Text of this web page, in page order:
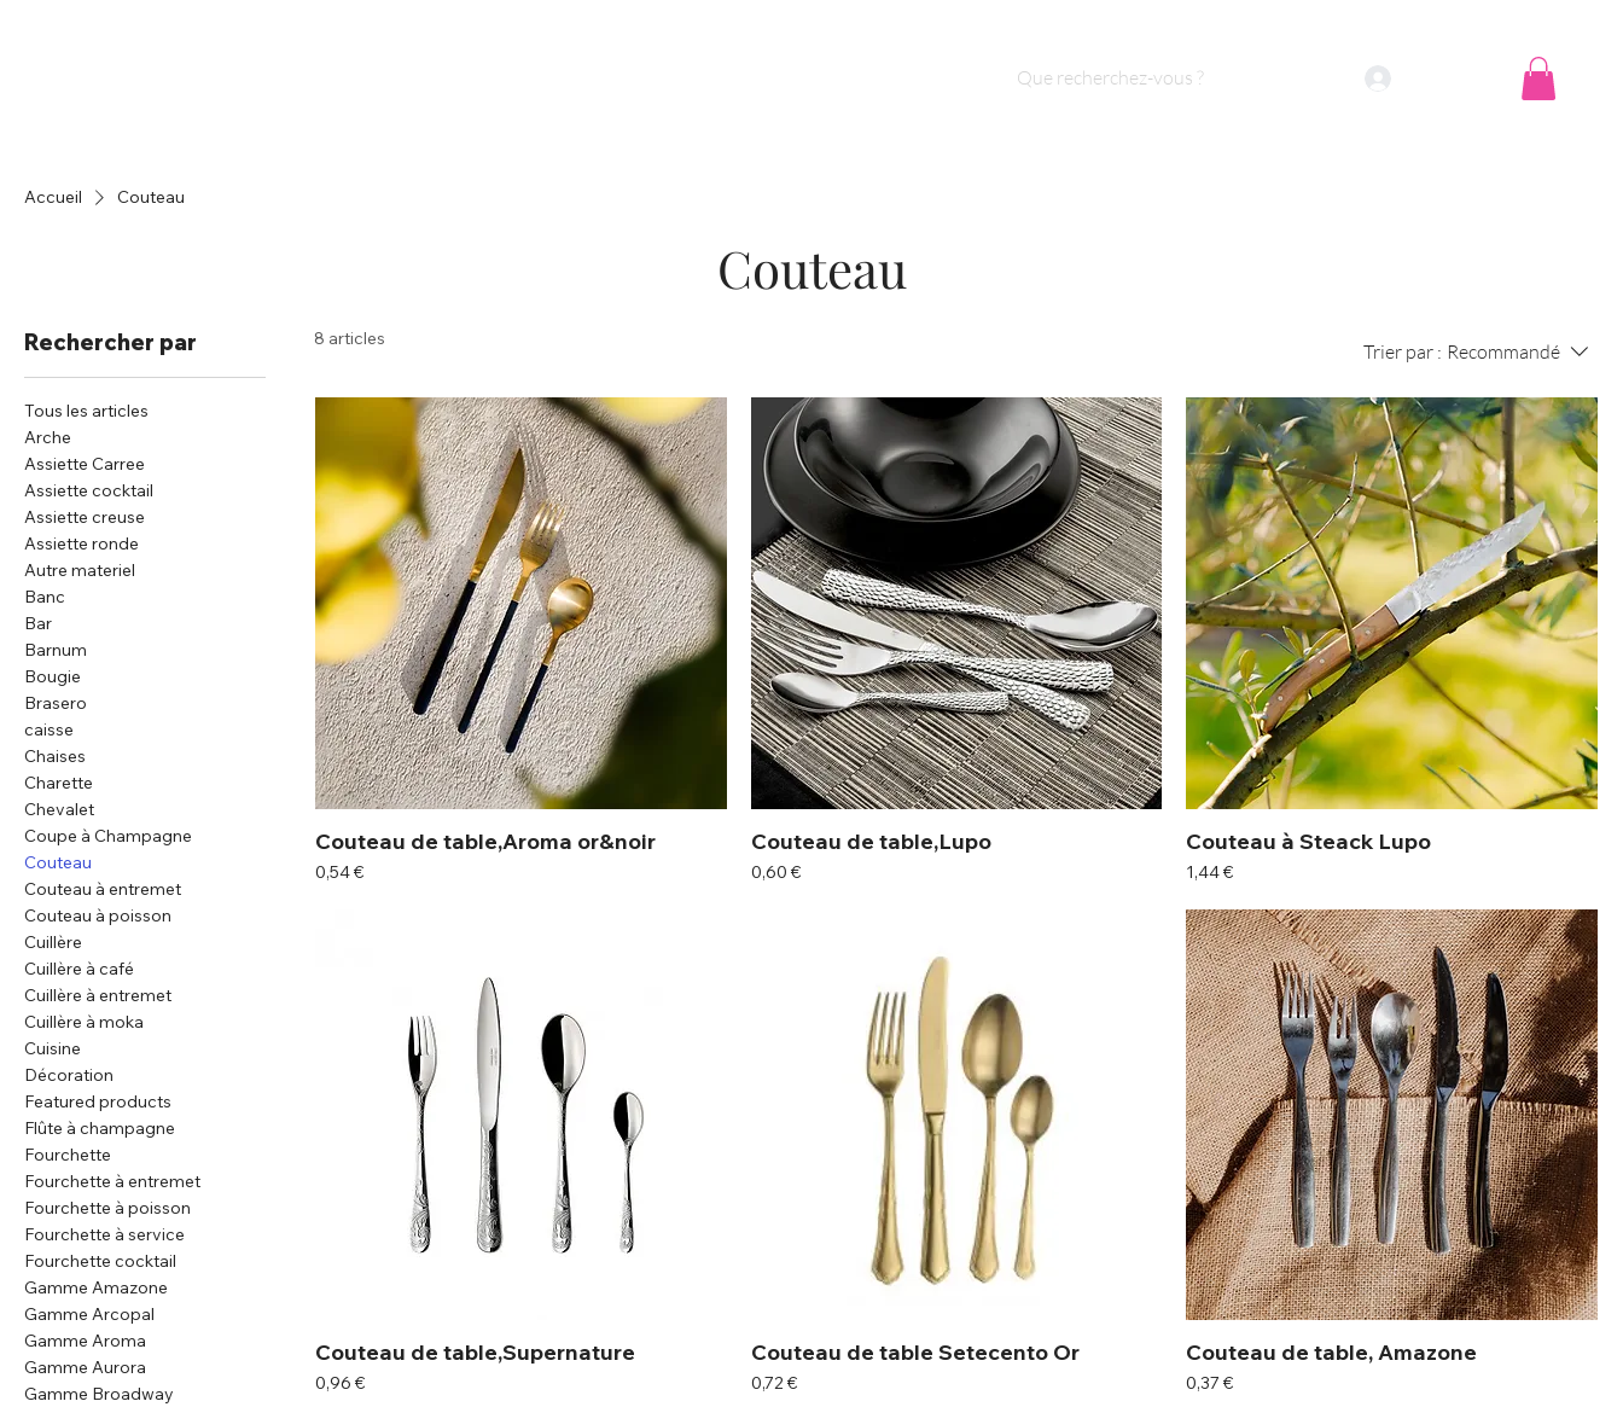
Accueil Couteau
Couteau
Rechercher par
Tous les articles
Arche
Assiette Carree
Assiette cocktail
Assiette creuse
Assiette ronde
Autre materiel
Banc
Bar
Barnum
Bougie
Brasero
caisse
Chaises
Charette
Chevalet
Coupe à Champagne
Couteau
Couteau à entremet
Couteau à poisson
Cuillère
Cuillère à café
Cuillère à entremet
Cuillère à moka
Cuisine
Décoration
Featured products
Flûte à champagne
Fourchette
Fourchette à entremet
Fourchette à poisson
Fourchette à service
Fourchette cocktail
Gamme Amazone
Gamme Arcopal
Gamme Aroma
Gamme Aurora
Gamme Broadway
8 articles
Trier par : Recommandé
Couteau de table,Aroma or&noir
Prix
0,54 €
Couteau de table,Lupo
Prix
0,60 €
Couteau à Steack Lupo
Prix
1,44 €
Couteau de table,Supernature
Prix
0,96 €
Couteau de table Setecento Or
Prix
0,72 €
Couteau de table, Amazone
Prix
0,37 €